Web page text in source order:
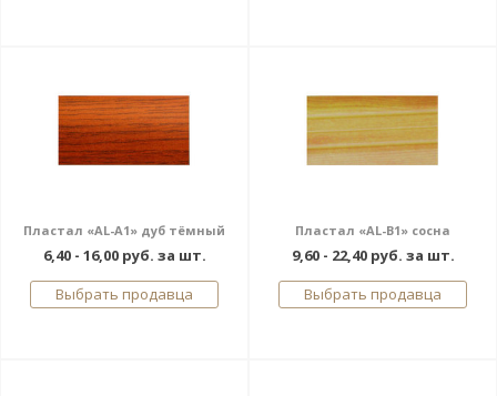
Пластал «AL-A1» дуб тёмный
6,40 - 16,00 руб. за шт.
Выбрать продавца
Пластал «AL-В1» сосна
9,60 - 22,40 руб. за шт.
Выбрать продавца